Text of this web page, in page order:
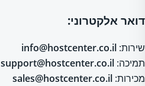
דואר אלקטרוני:
שירות: info@hostcenter.co.il
תמיכה: support@hostcenter.co.il
מכירות: sales@hostcenter.co.il